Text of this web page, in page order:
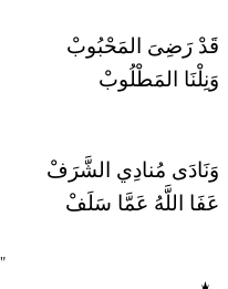
قَدْ رَضِىَ المَحْبُوبْ
وَنِلْنَا المَطْلُوبْ
وَنَادَى مُنادِي الشَّرَفْ
عَفَا اللَّهُ عَمَّا سَلَفْ